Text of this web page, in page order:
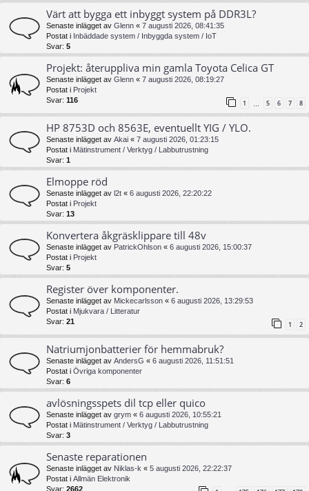
Värt att bygga ett inbyggt system på DDR3L?
Senaste inlägget av Glenn « 7 augusti 2026, 08:41:35
Postat i Inbäddade system / Inbyggda system / IoT
Svar: 5
Projekt: återuppliva min gamla Toyota Celica GT
Senaste inlägget av Glenn « 7 augusti 2026, 08:19:27
Postat i Projekt
Svar: 116 1 5 6 7 8
HP 8753D och 8563E, eventuellt YIG / YLO.
Senaste inlägget av Akai « 7 augusti 2026, 01:23:15
Postat i Mätinstrument / Verktyg / Labbutrustning
Svar: 1
Elmoppe röd
Senaste inlägget av l2t « 6 augusti 2026, 22:20:22
Postat i Projekt
Svar: 13
Konvertera åkgräsklippare till 48v
Senaste inlägget av PatrickOhlson « 6 augusti 2026, 15:00:37
Postat i Projekt
Svar: 5
Register över komponenter.
Senaste inlägget av Mickecarlsson « 6 augusti 2026, 13:29:53
Postat i Mjukvara / Litteratur
Svar: 21 1 2
Natriumjonbatterier för hemmabruk?
Senaste inlägget av AndersG « 6 augusti 2026, 11:51:51
Postat i Övriga komponenter
Svar: 6
avlösningsspets dil tcp eller quico
Senaste inlägget av grym « 6 augusti 2026, 10:55:21
Postat i Mätinstrument / Verktyg / Labbutrustning
Svar: 3
Senaste reparationen
Senaste inlägget av Niklas-k « 5 augusti 2026, 22:22:37
Postat i Allmän Elektronik
Svar: 2662